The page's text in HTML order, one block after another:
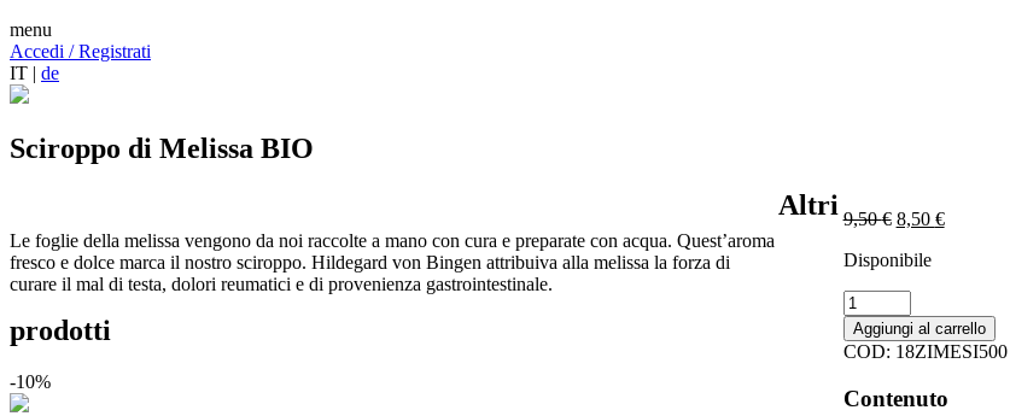
menu
Accedi / Registrati
IT | de
Sciroppo di Melissa BIO
Le foglie della melissa vengono da noi raccolte a mano con cura e preparate con acqua. Quest’aroma
fresco e dolce marca il nostro sciroppo. Hildegard von Bingen attribuiva alla melissa la forza di
curare il mal di testa, dolori reumatici e di provenienza gastrointestinale.
9,50€ Il
originale
8,50 €Il
Disponibile
Sciroppo
di
Melissa
BIO
quantità
Aggiungi al carrello
COD: 18ZIMESI500
Contenuto
Altri
prodotti
-10%